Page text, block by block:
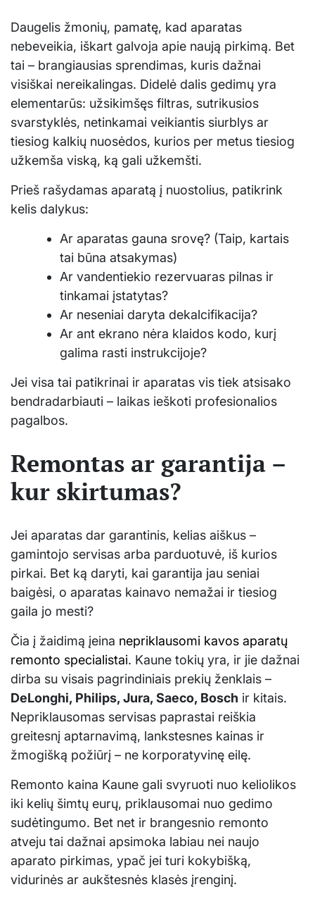
Daugelis žmonių, pamatę, kad aparatas
nebeveikia, iškart galvoja apie naują pirkimą. Bet
tai – brangiausias sprendimas, kuris dažnai
visiškai nereikalingas. Didelė dalis gedimų yra
elementarūs: užsikimšęs filtras, sutrikusios
svarstyklės, netinkamai veikiantis siurblys ar
tiesiog kalkių nuosėdos, kurios per metus tiesiog
užkemša viską, ką gali užkemšti.
Prieš rašydamas aparatą į nuostolius, patikrink
kelis dalykus:
Ar aparatas gauna srovę? (Taip, kartais
tai būna atsakymas)
Ar vandentiekio rezervuaras pilnas ir
tinkamai įstatytas?
Ar neseniai daryta dekalcifikacija?
Ar ant ekrano nėra klaidos kodo, kurį
galima rasti instrukcijoje?
Jei visa tai patikrinai ir aparatas vis tiek atsisako
bendradarbiauti – laikas ieškoti profesionalios
pagalbos.
Remontas ar garantija –
kur skirtumas?
Jei aparatas dar garantinis, kelias aiškus –
gamintojo servisas arba parduotuvė, iš kurios
pirkai. Bet ką daryti, kai garantija jau seniai
baigėsi, o aparatas kainavo nemažai ir tiesiog
gaila jo mesti?
Čia į žaidimą įeina nepriklausomi kavos aparatų
remonto specialistai. Kaune tokių yra, ir jie dažnai
dirba su visais pagrindiniais prekių ženklais –
DeLonghi, Philips, Jura, Saeco, Bosch ir kitais.
Nepriklausomas servisas paprastai reiškia
greitesnį aptarnavimą, lankstesnes kainas ir
žmogišką požiūrį – ne korporatyvinę eilę.
Remonto kaina Kaune gali svyruoti nuo keliolikos
iki kelių šimtų eurų, priklausomai nuo gedimo
sudėtingumo. Bet net ir brangesnio remonto
atveju tai dažnai apsimoka labiau nei naujo
aparato pirkimas, ypač jei turi kokybišką,
vidurinės ar aukštesnės klasės įrenginį.